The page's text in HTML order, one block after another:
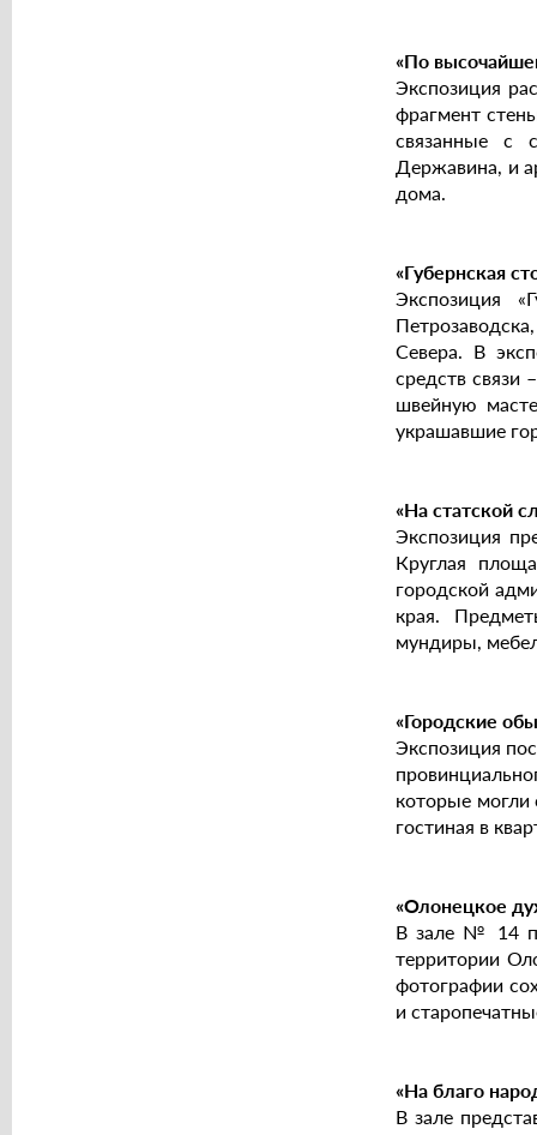
«По
Экспозиция
фрагмент
связанные с
Державина, и
дома.
«Губернская
Экспозиция
Севера. В
средств связи
швейную
украшавшие
«На статской
Экспозиция
Круглая
городской
края.
мундиры,
«Городские
Экспозиция
которые могли
гостиная в
«Олонецкое
В зале № 14
территории
фотографии
и
«На благо
В зале